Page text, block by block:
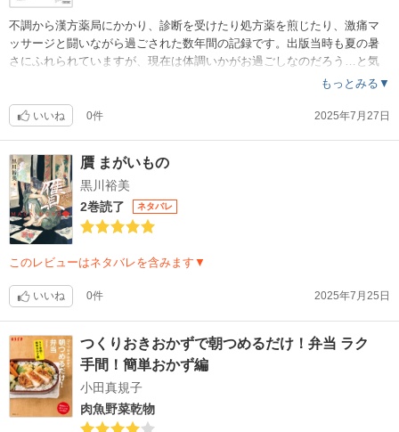
不調から漢方薬局にかかり、診断を受けたり処方薬を煎じたり、激痛マ
ッサージと闘いながら過ごされた数年間の記録です。出版当時も夏の暑
さにふれられていますが、現在は体調いかがお過ごしなのだろう…と気
になります。信頼関係や相性が大事とも思いました、保険がきかない漢
ごし方を、自分で、調整できるのが良薬。。。
もっとみる▼
いいね 0件 2025年7月27日
贋 まがいもの
黒川裕美
2巻読了
ネタバレ
このレビューはネタバレを含みます▼
いいね 0件 2025年7月25日
つくりおきおかずで朝つめるだけ！弁当 ラク
手間！簡単おかず編
小田真規子
肉魚野菜乾物